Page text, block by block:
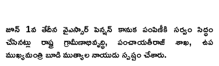
జూన్ 1వ తేదీన వైఎస్సార్ పెన్షన్ కానుక పంపిణీకి సర్వం సిద్ధం
చేసినట్లు రాష్ట్ర గ్రామీణాభివృద్ధి, పంచాయతీరాజ్ శాఖ, ఉప
ముఖ్యమంత్రి బూడి ముత్యాల నాయుడు స్పష్టం చేశారు.